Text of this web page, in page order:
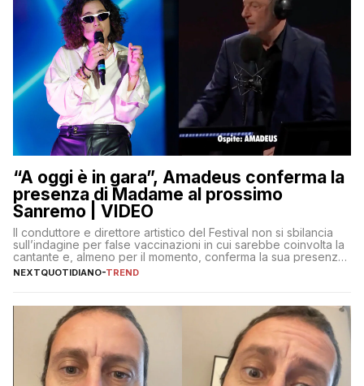
“A oggi è in gara”, Amadeus conferma la
presenza di Madame al prossimo
Sanremo | VIDEO
Il conduttore e direttore artistico del Festival non si sbilancia
sull’indagine per false vaccinazioni in cui sarebbe coinvolta la
cantante e, almeno per il momento, conferma la sua presenza
sul palco dell’Ariston
NEXTQUOTIDIANO-TREND